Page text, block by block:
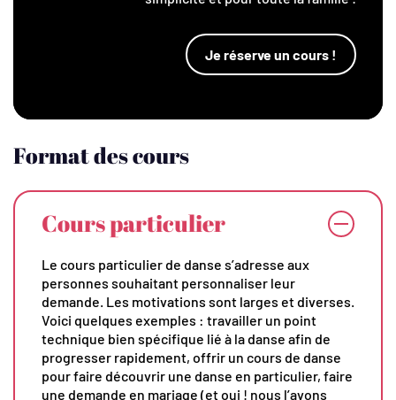
Je réserve un cours !
Format des cours
Cours particulier
Le cours particulier de danse s’adresse aux
personnes souhaitant personnaliser leur
demande. Les motivations sont larges et diverses.
Voici quelques exemples : travailler un point
technique bien spécifique lié à la danse afin de
progresser rapidement, offrir un cours de danse
pour faire découvrir une danse en particulier, faire
une demande en mariage (et oui ! nous l’avons